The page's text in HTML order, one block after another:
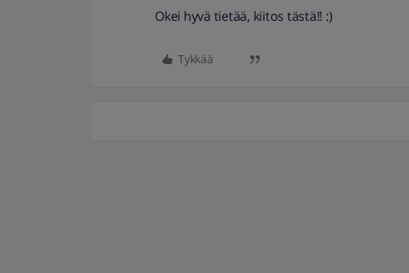
Okei hyvä tietää, kiitos tästä!! :)
Tykkää